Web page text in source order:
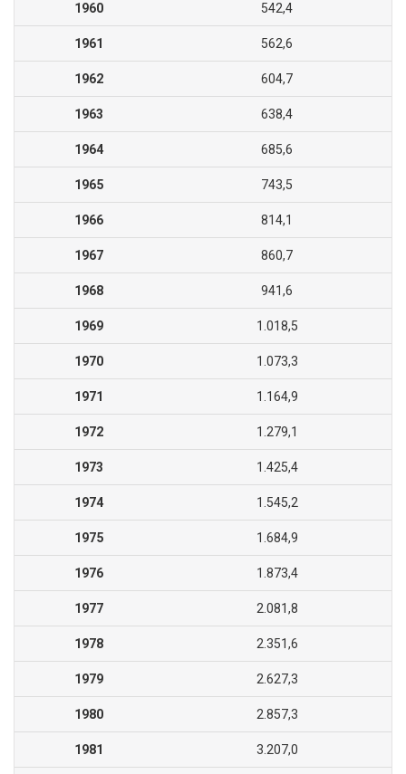
1960 542,4
1961 562,6
1962 604,7
1963 638,4
1964 685,6
1965 743,5
1966 814,1
1967 860,7
1968 941,6
1969 1.018,5
1970 1.073,3
1971 1.164,9
1972 1.279,1
1973 1.425,4
1974 1.545,2
1975 1.684,9
1976 1.873,4
1977 2.081,8
1978 2.351,6
1979 2.627,3
1980 2.857,3
1981 3.207,0